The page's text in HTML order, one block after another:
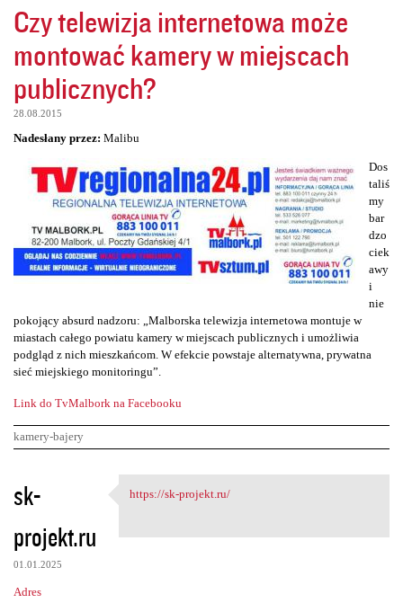
Czy telewizja internetowa może
montować kamery w miejscach
publicznych?
28.08.2015
Nadesłany przez: Malibu
Dos
taliś
my
bar
dzo
ciek
awy
i
nie
pokojący absurd nadzoru: „Malborska telewizja internetowa montuje w
miastach całego powiatu kamery w miejscach publicznych i umożliwia
podgląd z nich mieszkańcom. W efekcie powstaje alternatywna, prywatna
sieć miejskiego monitoringu”.
Link do TvMalbork na Facebooku
kamery-bajery
K
o
m
e
n
sk-
projekt.ru
01.01.2025
Adres
https://sk-projekt.ru/
https://sk-projekt.ru/